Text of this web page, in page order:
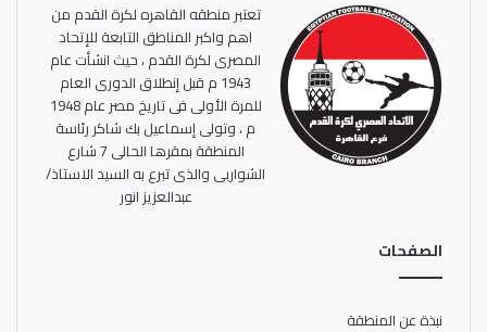
تعتبر منطقه القاهره لكرة القدم من
اهم واكبر المناطق التابعة للإتحاد
المصرى لكرة القدم ، حيث انشأت عام
1943 م قبل إنطلاق الدورى العام
للمرة الأولى فى تاريخ مصر عام 1948
م ، وتولى إسماعيل بك شاكر رئاسة
المنطقة بمقرها الحالى 7 شارع
الشواربى والذى تبرع به السيد الاستاذ/
عبدالعزيز انور
الصفحات
نبذة عن المنطقة